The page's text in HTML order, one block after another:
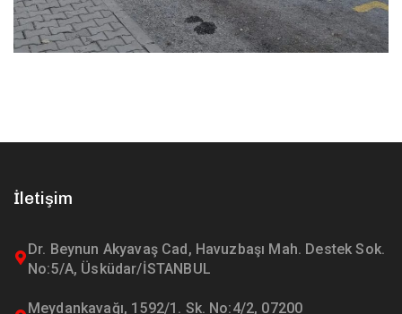
İletişim
Dr. Beynun Akyavaş Cad, Havuzbaşı Mah. Destek Sok.
No:5/A, Üsküdar/İSTANBUL
Meydankavağı, 1592/1. Sk. No:4/2, 07200